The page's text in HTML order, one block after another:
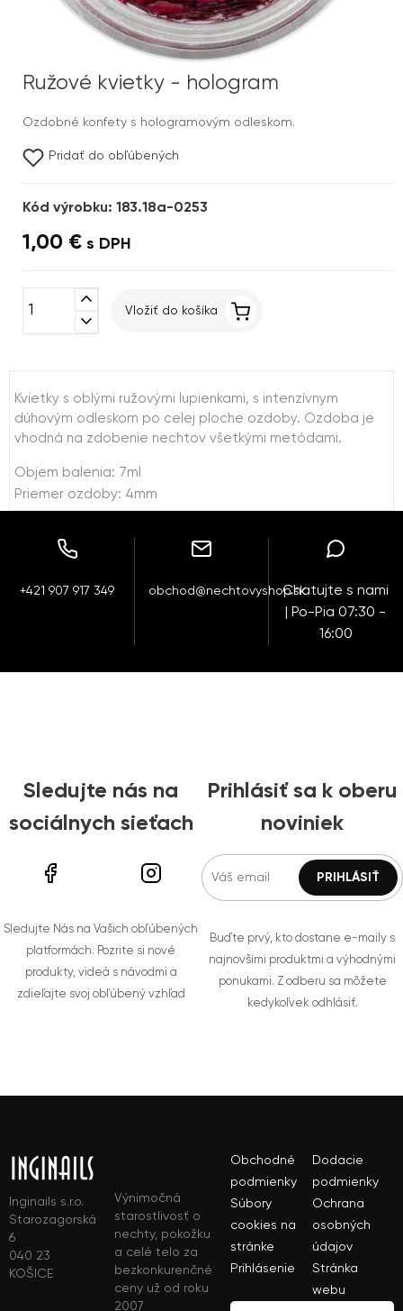
Ružové kvietky - hologram
Ozdobné konfety s hologramovým odleskom.
Pridať do obľúbených
Kód výrobku: 183.18a-0253
1,00 € s DPH
expand_less
expand_more
Vložiť do košíka
Kvietky s oblými ružovými lupienkami, s intenzívnym
dúhovým odleskom po celej ploche ozdoby. Ozdoba je
vhodná na zdobenie nechtov všetkými metódami.
Objem balenia: 7ml
Priemer ozdoby: 4mm
+421 907 917 349 obchod@nechtovyshop.skChatujte s nami
| Po-Pia 07:30 -
16:00
Sledujte nás na
sociálnych sieťach
Sledujte Nás na Vašich obľúbených
platformách. Pozrite si nové
produkty, videá s návodmi a
zdieľajte svoj obľúbený vzhľad
Prihlásiť sa k oberu
noviniek
Buďte prvý, kto dostane e-maily s
najnovšími produktmi a výhodnými
ponukami. Z odberu sa môžete
kedykoľvek odhlásiť.
Inginails s.r.o.
Starozagorská
6
040 23
KOŠICE
Výnimočná
starostlivosť o
nechty, pokožku
a celé telo za
bezkonkurenčné
ceny už od roku
2007
Obchodné
podmienky
Dodacie
podmienky
Súbory
cookies na
stránke
Ochrana
osobných
údajov
Prihlásenie
Stránka
webu